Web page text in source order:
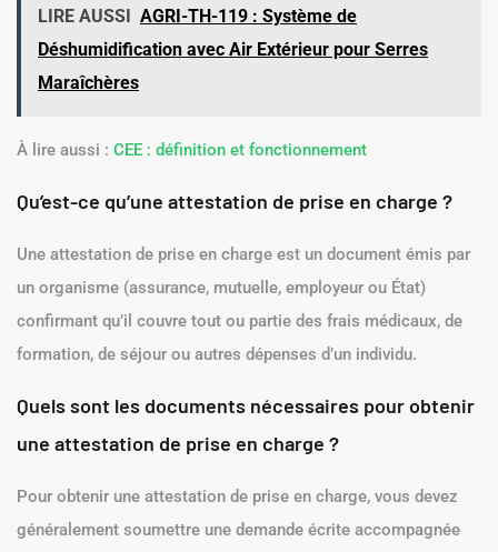
remboursement adéquat. Il est crucial de bien comprendre les
types d’attestations, comment les obtenir et les enjeux
juridiques qui les entourent. Avec ces informations, vous
faire valoir vos droits.
Déshumidification avec Air Extérieur pour Serres
Maraîchères
À lire aussi :CEE : définition et fonctionnement
Qu’est-ce qu’une attestation de prise en charge ?
un organisme (assurance, mutuelle, employeur ou État)
confirmant qu’il couvre tout ou partie des frais médicaux, de